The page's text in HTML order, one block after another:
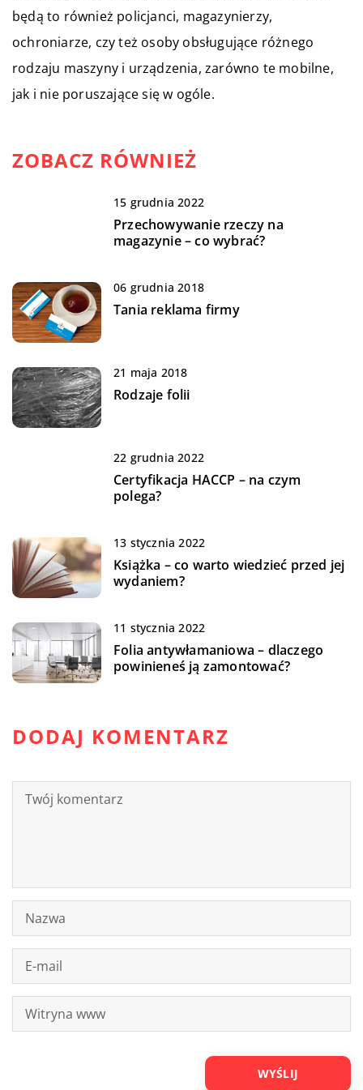
będą to również policjanci, magazynierzy,
ochroniarze, czy też osoby obsługujące różnego
rodzaju maszyny i urządzenia, zarówno te mobilne,
jak i nie poruszające się w ogóle.
ZOBACZ RÓWNIEŻ
15 grudnia 2022
Przechowywanie rzeczy na
magazynie – co wybrać?
06 grudnia 2018
Tania reklama firmy
21 maja 2018
Rodzaje folii
22 grudnia 2022
Certyfikacja HACCP – na czym
polega?
13 stycznia 2022
Książka – co warto wiedzieć przed jej
wydaniem?
11 stycznia 2022
Folia antywłamaniowa – dlaczego
powinieneś ją zamontować?
DODAJ KOMENTARZ